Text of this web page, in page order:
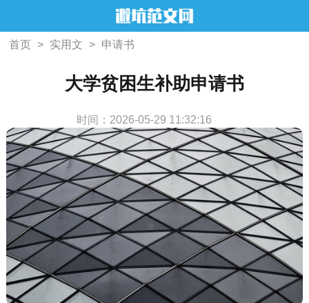
首页 > 实用文 > 申请书
大学贫困生补助申请书
时间：2026-05-29 11:32:16